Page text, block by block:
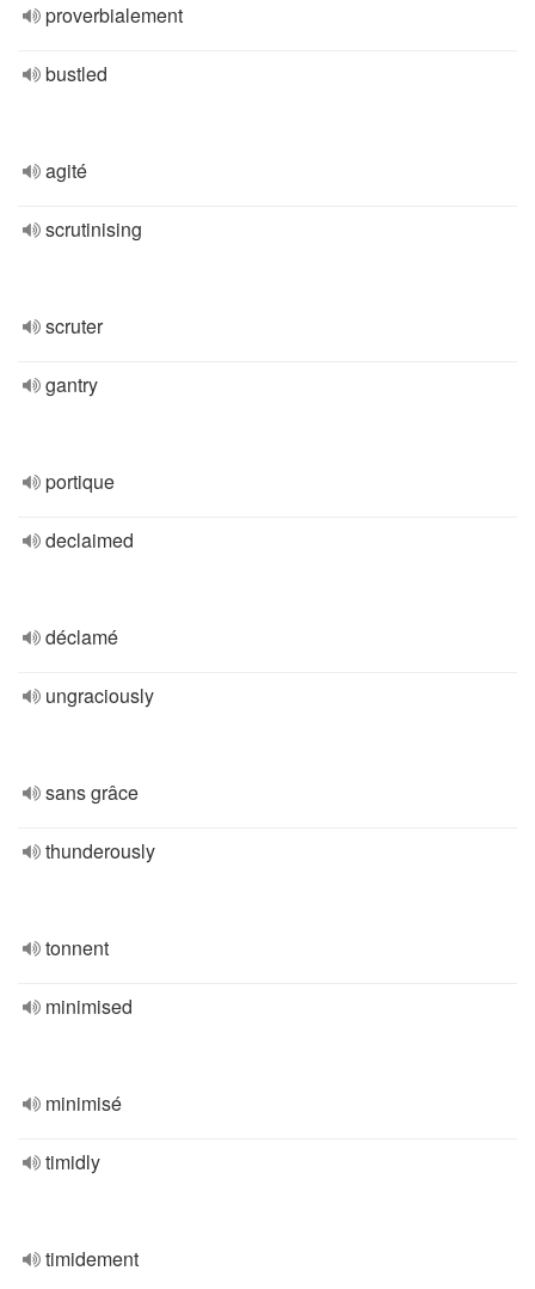
proverbialement
bustled
agité
scrutinising
scruter
gantry
portique
declaimed
déclamé
ungraciously
sans grâce
thunderously
tonnent
minimised
minimisé
timidly
timidement